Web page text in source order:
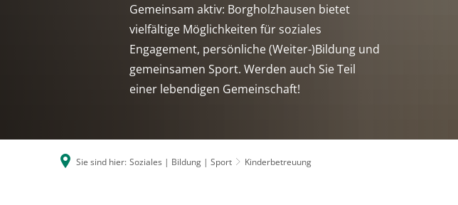
Gemeinsam aktiv: Borgholzhausen bietet
vielfältige Möglichkeiten für soziales
Engagement, persönliche (Weiter-)Bildung und
gemeinsamen Sport. Werden auch Sie Teil
einer lebendigen Gemeinschaft!
Sie sind hier: Soziales | Bildung | Sport Kinderbetreuung